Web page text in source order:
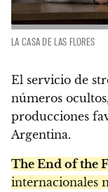
LA CASA DE LAS FLORES
El servicio de
números
producciones
Argentina.
The End of the
internacionales